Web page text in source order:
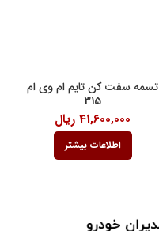
تسمه سفت کن تایم ام وی ام
315
41,600,000 ریال
اطلاعات بیشتر